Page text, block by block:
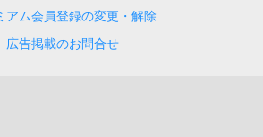
アム会員登録の変更・解除
広告掲載のお問合せ